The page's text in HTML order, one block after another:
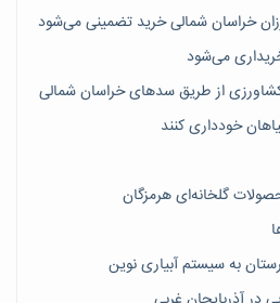
خراسان شمالی خرید تضمینی می‌شود
خریداری می‌شود
خودداری کنند
گلخانه‌ای هرمزگان